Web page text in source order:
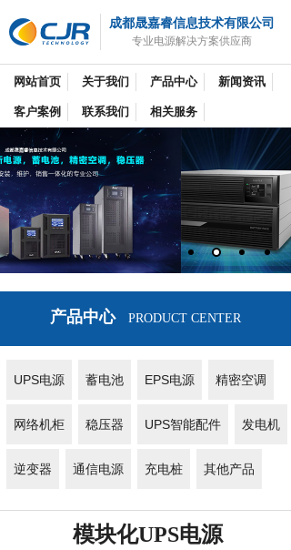
成都晟嘉睿信息技术有限公司
专业电源解决方案供应商
网站首页 关于我们 产品中心 新闻资讯
客户案例 联系我们 相关服务
产品中心PRODUCT CENTER
UPS电源 蓄电池 EPS电源 精密空调
网络机柜 稳压器 UPS智能配件 发电机
逆变器 通信电源 充电桩 其他产品
模块化UPS电源